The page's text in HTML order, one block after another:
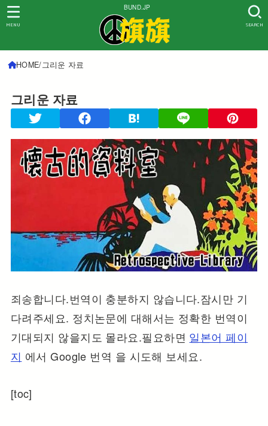
BUND.JP
SEARCH
MENU
HOME 그리운 자료
그리운 자료
죄송합니다.번역이 충분하지 않습니다.잠시만 기
다려주세요. 정치논문에 대해서는 정확한 번역이
기대되지 않을지도 몰라요.필요하면 일본어 페이
지 에서 Google 번역 을 시도해 보세요.
[toc]